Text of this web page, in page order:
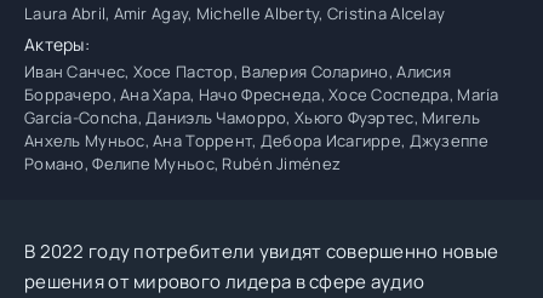
Laura Abril, Amir Agay, Michelle Alberty, Cristina Alcelay
Актеры:
Иван Санчес, Хосе Пастор, Валерия Соларино, Алисия
Боррачеро, Ана Хара, Начо Фреснеда, Хосе Соспедра, María
García-Concha, Даниэль Чаморро, Хьюго Фуэртес, Мигель
Анхель Муньос, Ана Торрент, Дебора Исагирре, Джузеппе
Романо, Фелипе Муньос, Rubén Jiménez
В 2022 году потребители увидят совершенно новые
решения от мирового лидера в сфере аудио